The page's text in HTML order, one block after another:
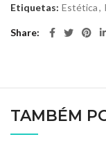
Etiquetas: Estética,
Share
TAMBÉM